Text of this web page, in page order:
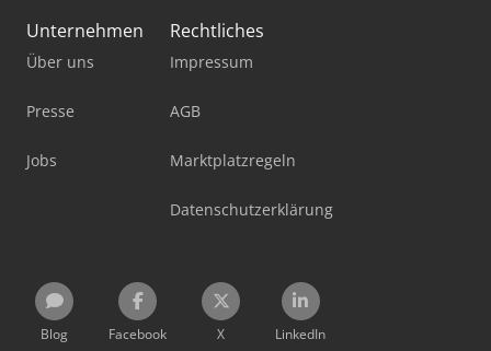
Unternehmen
Über uns
Presse
Jobs
Rechtliches
Impressum
AGB
Marktplatzregeln
Datenschutzerklärung
Blog Facebook X LinkedIn